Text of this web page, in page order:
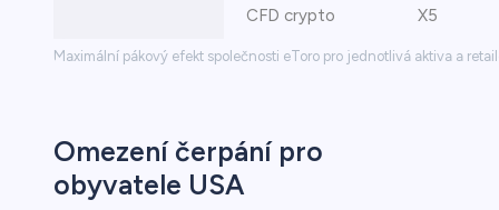
Maximální pákový efekt společnosti eToro pro jednotlivá aktiva a
CFD crypto X5
Omezení čerpání pro
obyvatele USA